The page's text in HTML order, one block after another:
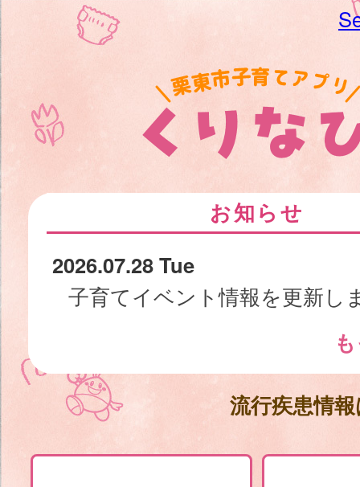
お知らせ
2026.07.28 Tue
子育てイベント情報を更新し
流行疾患情